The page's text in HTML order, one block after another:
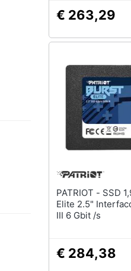
€ 263,29
PATRIOT - SSD 1,92 TB Burst
Elite 2.5"
III 6 Gbit /s
€ 284,38